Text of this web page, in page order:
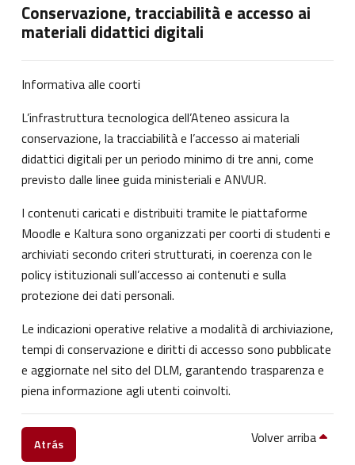
Conservazione, tracciabilità e accesso ai
materiali didattici digitali
Informativa alle coorti
L’infrastruttura tecnologica dell’Ateneo assicura la
conservazione, la tracciabilità e l’accesso ai materiali
didattici digitali per un periodo minimo di tre anni, come
previsto dalle linee guida ministeriali e ANVUR.
I contenuti caricati e distribuiti tramite le piattaforme
Moodle e Kaltura sono organizzati per coorti di studenti e
archiviati secondo criteri strutturati, in coerenza con le
policy istituzionali sull’accesso ai contenuti e sulla
protezione dei dati personali.
Le indicazioni operative relative a modalità di archiviazione,
tempi di conservazione e diritti di accesso sono pubblicate
e aggiornate nel sito del DLM, garantendo trasparenza e
piena informazione agli utenti coinvolti.
Atrás Volver arriba